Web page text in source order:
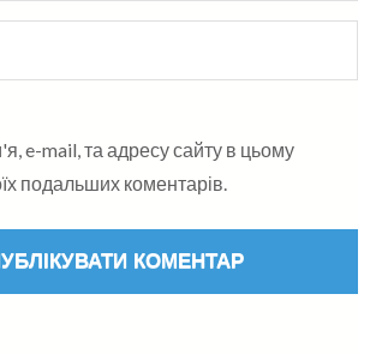
e-mail, та адресу сайту в цьому
подальших коментарів.